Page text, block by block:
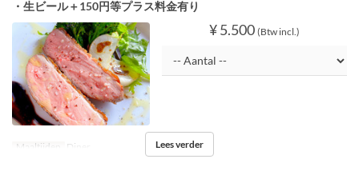
・生ビール＋150円等プラス料金有り
¥ 5.500 (Btw incl.)
Maaltijden Diner Lees verder